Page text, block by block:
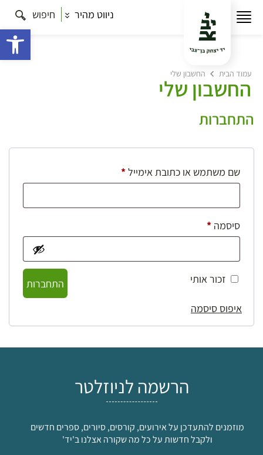
ניווט מהיר חיפוש
עמוד הבית החשבון שלי
החשבון שלי
התחברות
שם משתמש או כתובת אימייל*חובה
סיסמה *חובה
זכור אותי
התחברות
איפוס סיסמה
הרשמה לניוזלטר
מוזמנים להתעדכן על אירועים, קורסים, סיורים, ספרים חדשים
ולקבל חדשות על כל מה שקורה אצלנו ב'יד'